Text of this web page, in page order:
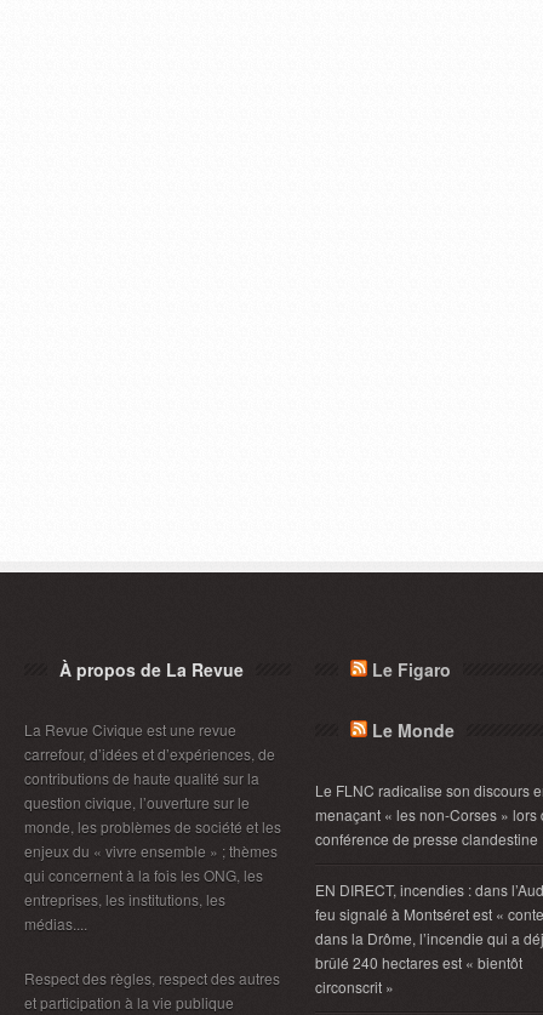
À propos de La Revue
La Revue Civique est une revue
carrefour, d’idées et d’expériences, de
contributions de haute qualité sur la
question civique, l’ouverture sur le
monde, les problèmes de société et les
enjeux du « vivre ensemble » ; thèmes
qui concernent à la fois les ONG, les
entreprises, les institutions, les
médias....
Respect des règles, respect des autres
et participation à la vie publique
Le Figaro
Le Monde
Le FLNC radicalise son discours
menaçant « les non-Corses » lors
conférence de presse clandestine
EN DIRECT, incendies : dans
feu signalé à Montséret est «
dans la Drôme, l’incendie qui a
brûlé 240 hectares est « bientôt
circonscrit »